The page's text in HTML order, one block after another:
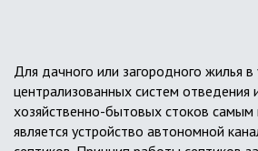
Для дачного или загородного жилья в
централизованных систем отведения
хозяйственно-бытовых стоков
является устройство автономной